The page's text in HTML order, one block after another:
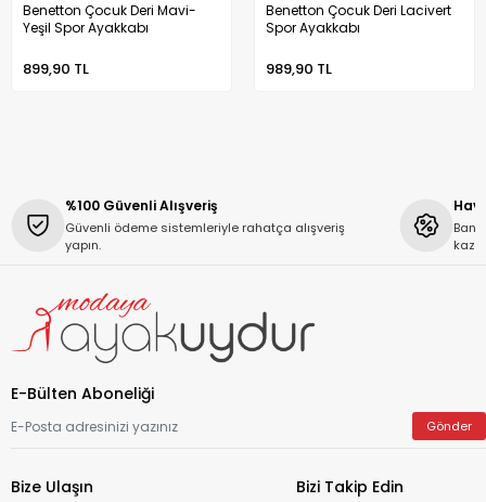
Benetton Çocuk Deri Mavi-
Yeşil Spor Ayakkabı
899,90 TL
Benetton Çocuk Deri Lacivert
Spor Ayakkabı
989,90 TL
%100 Güvenli Alışveriş
Güvenli ödeme sistemleriyle rahatça alışveriş
yapın.
E-Bülten Aboneliği
Gönder
Bize Ulaşın Bizi Takip Edin